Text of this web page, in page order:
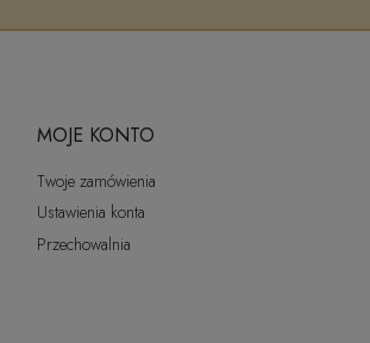
MOJE KONTO
Twoje zamówienia
Ustawienia konta
Przechowalnia